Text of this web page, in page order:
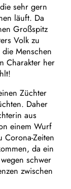
sehr gern
läuft. Da
Großspitz
Volk zu
Menschen
Charakter her
Züchter
Daher
aus
einem Wurf
Zeiten
da ein
schwer
zwischen